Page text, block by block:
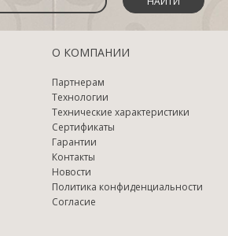
О КОМПАНИИ
Партнерам
Технологии
Технические характеристики
Сертификаты
Гарантии
Контакты
Новости
Политика конфиденциальности
Согласие